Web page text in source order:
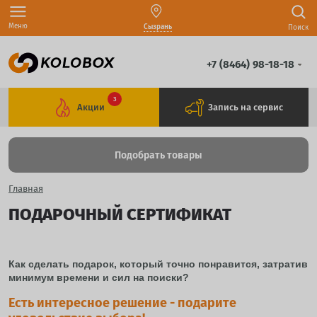
Меню Сызрань Поиск
+7 (8464) 98-18-18
Акции
3
Запись на сервис
Подобрать товары
Главная
ПОДАРОЧНЫЙ СЕРТИФИКАТ
Как сделать подарок, который точно понравится, затратив
минимум времени и сил на поиски?
Есть интересное решение - подарите